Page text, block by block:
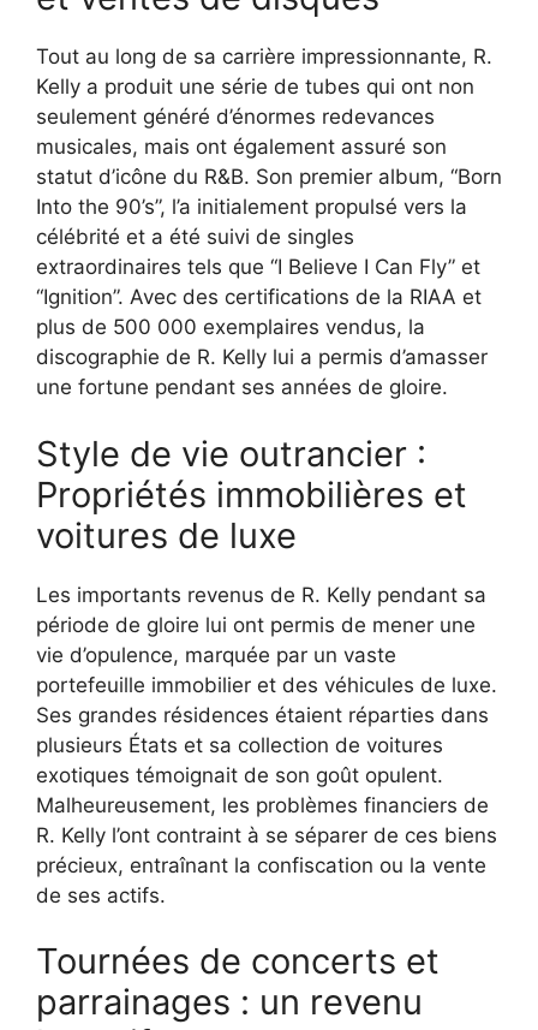
Tout au long de sa carrière impressionnante, R.
Kelly a produit une série de tubes qui ont non
seulement généré d’énormes redevances
musicales, mais ont également assuré son
statut d’icône du R&B. Son premier album, “Born
Into the 90’s”, l’a initialement propulsé vers la
célébrité et a été suivi de singles
extraordinaires tels que “I Believe I Can Fly” et
“Ignition”. Avec des certifications de la RIAA et
plus de 500 000 exemplaires vendus, la
discographie de R. Kelly lui a permis d’amasser
une fortune pendant ses années de gloire.
Style de vie outrancier :
Propriétés immobilières et
voitures de luxe
Les importants revenus de R. Kelly pendant sa
période de gloire lui ont permis de mener une
vie d’opulence, marquée par un vaste
portefeuille immobilier et des véhicules de luxe.
Ses grandes résidences étaient réparties dans
plusieurs États et sa collection de voitures
exotiques témoignait de son goût opulent.
Malheureusement, les problèmes financiers de
R. Kelly l’ont contraint à se séparer de ces biens
précieux, entraînant la confiscation ou la vente
de ses actifs.
Tournées de concerts et
parrainages : un revenu